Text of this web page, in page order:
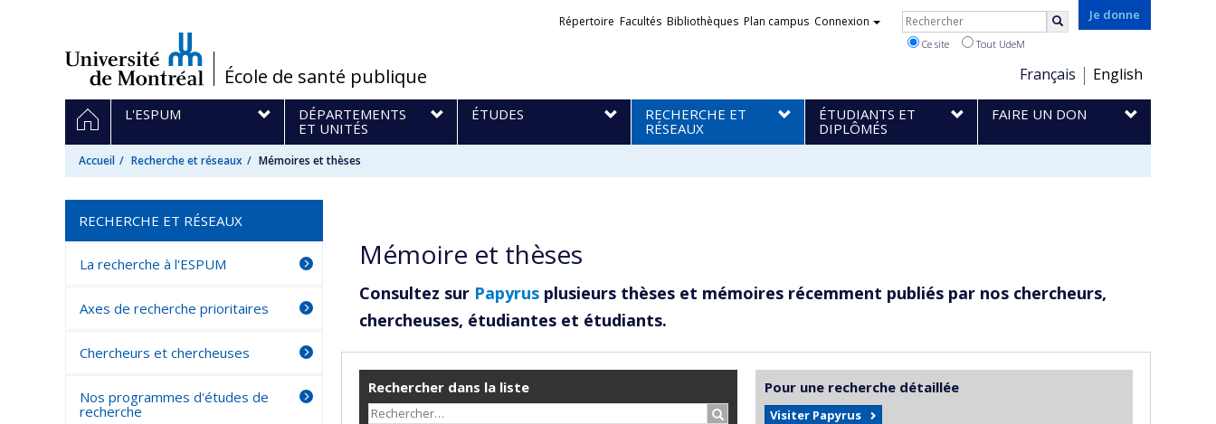
/École de santé publique
Je donne
Choix
de
la
langue
Français English
Liens
Répertoire Facultés Bibliothèques Plan campus Connexion Rechercher
Ce site Tout UdeM
Navigation
principale
ACCUEIL
L'ESPUM
DÉPARTEMENTS
ET UNITÉS
ÉTUDES
RECHERCHE ET
RÉSEAUX
ÉTUDIANTS ET
DIPLÔMÉS
FAIRE UN DON
Accueil Recherche et réseaux Mémoires et thèses
Mémoire et thèses
Consultez sur Papyrus plusieurs thèses et mémoires récemment publiés par nos chercheurs,
chercheuses, étudiantes et étudiants.
Rechercher dans la liste
Rechercher…
Pour une recherche détaillée
Visiter Papyrus
RECHERCHE ET RÉSEAUX
La recherche à l'ESPUM
Axes de recherche prioritaires
Chercheurs et chercheuses
Nos programmes d'études de
recherche